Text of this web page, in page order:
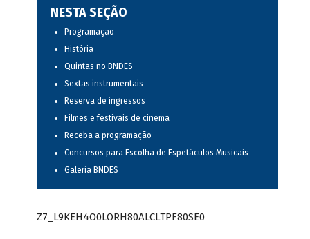
NESTA SEÇÃO
Programação
História
Quintas no BNDES
Sextas instrumentais
Reserva de ingressos
Filmes e festivais de cinema
Receba a programação
Concursos para Escolha de Espetáculos Musicais
Galeria BNDES
Z7_L9KEH4O0LORH80ALCLTPF80SE0